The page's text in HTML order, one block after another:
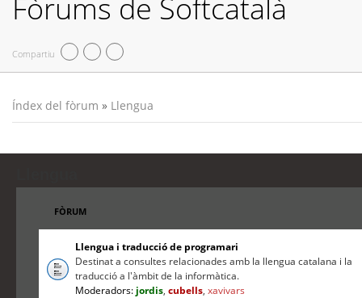
Fòrums de Softcatalà
Compartiu
Índex del fòrum » Llengua
FÒRUM
Llengua i traducció de programari
Destinat a consultes relacionades amb la llengua catalana i la
traducció a l'àmbit de la informàtica.
Moderadors: jordis,cubells,xavivars